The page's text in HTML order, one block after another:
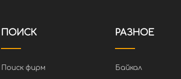
ПОИСК
Поиск фирм
РАЗНОЕ
Байкал